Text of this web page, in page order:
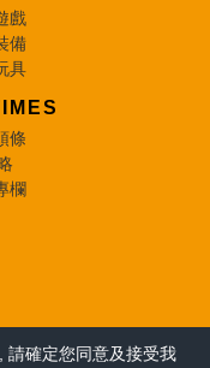
請確定您同意及接受我
戲
備
具
條
欄